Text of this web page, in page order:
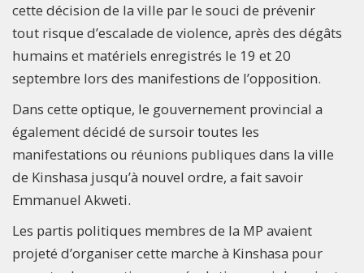
cette décision de la ville par le souci de prévenir
tout risque d’escalade de violence, après des dégâts
humains et matériels enregistrés le 19 et 20
septembre lors des manifestions de l’opposition.
Dans cette optique, le gouvernement provincial a
également décidé de sursoir toutes les
manifestations ou réunions publiques dans la ville
de Kinshasa jusqu’à nouvel ordre, a fait savoir
Emmanuel Akweti.
Les partis politiques membres de la MP avaient
projeté d’organiser cette marche à Kinshasa pour